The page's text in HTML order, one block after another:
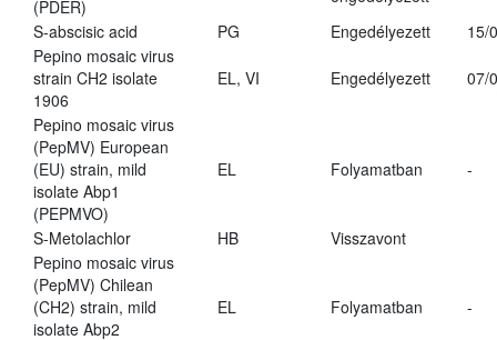
(PDER)
S-abscisic acid
PG Engedélyezett
15/
Pepino mosaic virus
strain CH2 isolate
1906
EL, VI Engedélyezett 07/
Pepino mosaic virus
(PepMV) European
(EU) strain, mild
isolate Abp1
(PEPMVO)
EL Folyamatban -
S-Metolachlor HB
Visszavont
Pepino mosaic virus
(PepMV) Chilean
(CH2) strain, mild
isolate Abp2
EL Folyamatban -